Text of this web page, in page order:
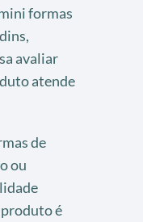
formas
avaliar
atende
de
ou
é